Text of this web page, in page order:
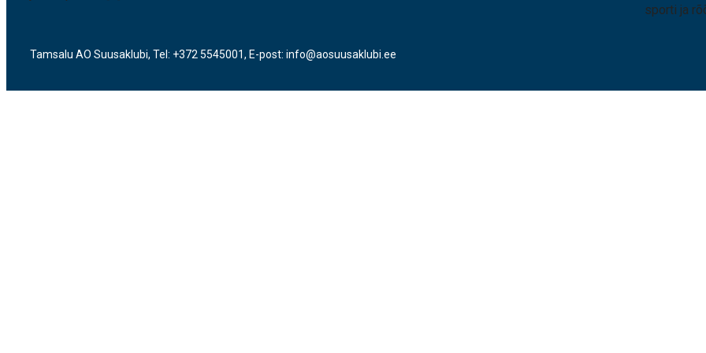
sporti ja
Tamsalu AO Suusaklubi, Tel: +372 5545001, E-post: info@aosuusaklubi.ee